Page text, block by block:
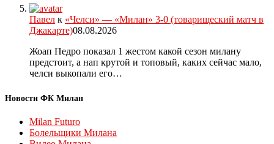
Павел к «Челси» — «Милан» 3-0 (товарищеский матч в
Джакарте)08.08.2026
Жоап Педро показал 1 жестом какой сезон милану
предстоит, а нап крутой и топовый, каких сейчас мало,
челси выкопали его…
Новости ФК Милан
Milan Futuro
Болельщики Милана